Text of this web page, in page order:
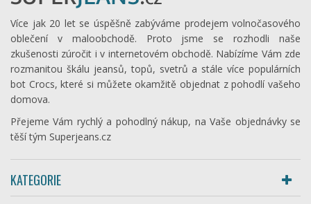
Více jak 20 let se úspěšně zabýváme prodejem volnočasového
oblečení v maloobchodě. Proto jsme se rozhodli naše
zkušenosti zúročit i v internetovém obchodě. Nabízíme Vám zde
rozmanitou škálu jeansů, topů, svetrů a stále více populárních
bot Crocs, které si můžete okamžitě objednat z pohodlí vašeho
domova.
Přejeme Vám rychlý a pohodlný nákup, na Vaše objednávky se
těší tým Superjeans.cz
KATEGORIE